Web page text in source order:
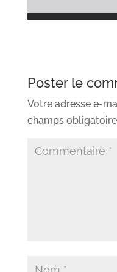
Poster le
Votre adresse e-
champs